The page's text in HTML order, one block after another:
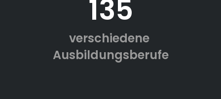
135
verschiedene
Ausbildungsberufe